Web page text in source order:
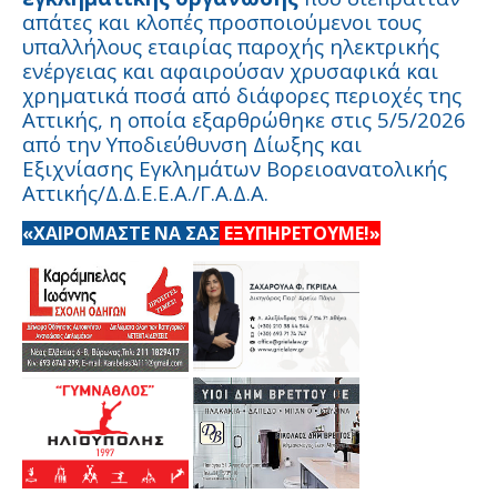
απάτες και κλοπές προσποιούμενοι τους
υπαλλήλους εταιρίας παροχής ηλεκτρικής
ενέργειας και αφαιρούσαν χρυσαφικά και
χρηματικά ποσά από διάφορες περιοχές της
Αττικής, η οποία εξαρθρώθηκε στις 5/5/2026
από την Υποδιεύθυνση Δίωξης και
Εξιχνίασης Εγκλημάτων Βορειοανατολικής
Αττικής/Δ.Δ.Ε.Ε.Α./Γ.Α.Δ.Α.
«ΧΑΙΡΟΜΑΣΤΕ ΝΑ ΣΑΣ ΕΞΥΠΗΡΕΤΟΥΜΕ!»